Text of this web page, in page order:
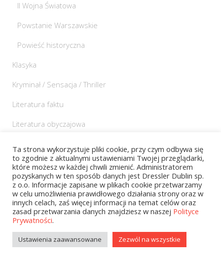
II Wojna Światowa
Powstanie Warszawskie
Powieść historyczna
Klasyka
Kryminał / Sensacja / Thriller
Literatura faktu
Literatura obyczajowa
Militaria
Nauki humanistyczne
Nauki ścisłe
Poradniki
Audiobooki
Ta strona wykorzystuje pliki cookie, przy czym odbywa się
to zgodnie z aktualnymi ustawieniami Twojej przeglądarki,
które możesz w każdej chwili zmienić. Administratorem
pozyskanych w ten sposób danych jest Dressler Dublin sp.
z o.o. Informacje zapisane w plikach cookie przetwarzamy
w celu umożliwienia prawidłowego działania strony oraz w
innych celach, zaś więcej informacji na temat celów oraz
zasad przetwarzania danych znajdziesz w naszej Polityce
Prywatności.
Ustawienia zaawansowane Zezwól na wszystkie